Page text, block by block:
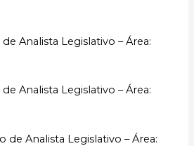
Analista Legislativo – Área:
Analista Legislativo – Área:
de Analista Legislativo – Área: